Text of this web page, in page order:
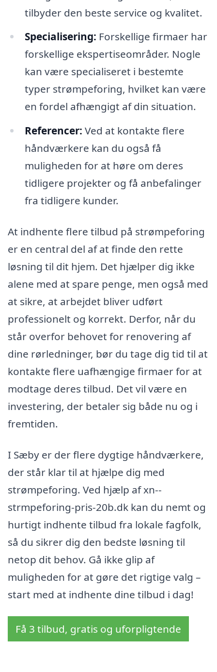
tilbyder den beste service og kvalitet.
Specialisering: Forskellige firmaer har
forskellige ekspertiseområder. Nogle
kan være specialiseret i bestemte
typer strømpeforing, hvilket kan være
en fordel afhængigt af din situation.
Referencer: Ved at kontakte flere
håndværkere kan du også få
muligheden for at høre om deres
tidligere projekter og få anbefalinger
fra tidligere kunder.
At indhente flere tilbud på strømpeforing
er en central del af at finde den rette
løsning til dit hjem. Det hjælper dig ikke
alene med at spare penge, men også med
at sikre, at arbejdet bliver udført
professionelt og korrekt. Derfor, når du
står overfor behovet for renovering af
dine rørledninger, bør du tage dig tid til at
kontakte flere uafhængige firmaer for at
modtage deres tilbud. Det vil være en
investering, der betaler sig både nu og i
fremtiden.
I Sæby er der flere dygtige håndværkere,
der står klar til at hjælpe dig med
strømpeforing. Ved hjælp af xn--
strmpeforing-pris-20b.dk kan du nemt og
hurtigt indhente tilbud fra lokale fagfolk,
så du sikrer dig den bedste løsning til
netop dit behov. Gå ikke glip af
muligheden for at gøre det rigtige valg –
start med at indhente dine tilbud i dag!
Få 3 tilbud, gratis og uforpligtende